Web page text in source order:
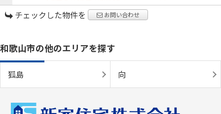
チェックした物件を お問い合わせ
和歌山市の他のエリアを探す
狐島 向